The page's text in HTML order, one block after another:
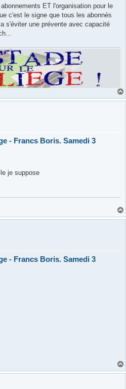
ET l'organisation pour le
c'est le signe que tous les abonnés
s'éviter une prévente avec capacité
- Francs Boris. Samedi 3
je suppose
- Francs Boris. Samedi 3